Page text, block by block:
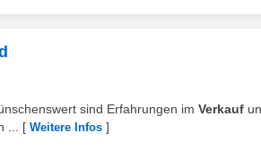
sind Erfahrungen im Verkauf
[ Weitere Infos ]